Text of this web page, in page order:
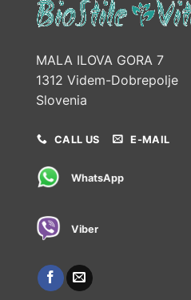
MALA ILOVA GORA 7
1312 Videm-Dobrepolje
Slovenia
CALL US E-MAIL
WhatsApp
Viber